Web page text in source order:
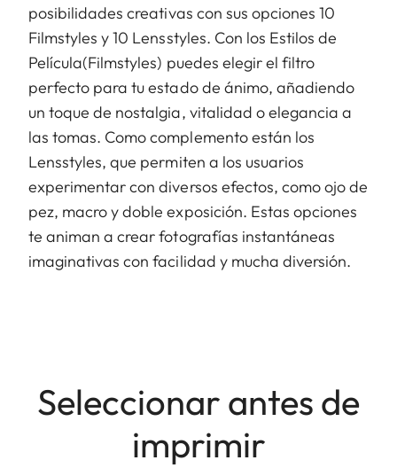
posibilidades creativas con sus opciones 10
Filmstyles y 10 Lensstyles. Con los Estilos de
Película(Filmstyles) puedes elegir el filtro
perfecto para tu estado de ánimo, añadiendo
un toque de nostalgia, vitalidad o elegancia a
las tomas. Como complemento están los
Lensstyles, que permiten a los usuarios
experimentar con diversos efectos, como ojo de
pez, macro y doble exposición. Estas opciones
te animan a crear fotografías instantáneas
imaginativas con facilidad y mucha diversión.
Seleccionar antes de
imprimir